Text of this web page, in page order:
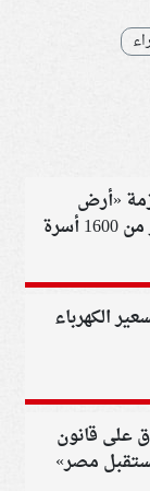
«أرض
الزمردة» بسفاجا: أكثر من 1600 أسرة
الكهرباء
على قانون
مصر»